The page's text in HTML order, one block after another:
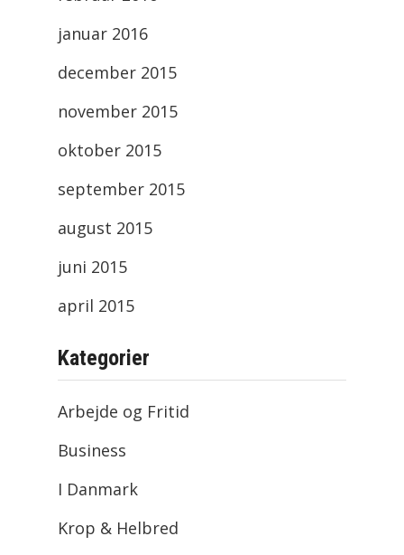
januar 2016
december 2015
november 2015
oktober 2015
september 2015
august 2015
juni 2015
april 2015
Kategorier
Arbejde og Fritid
Business
I Danmark
Krop & Helbred